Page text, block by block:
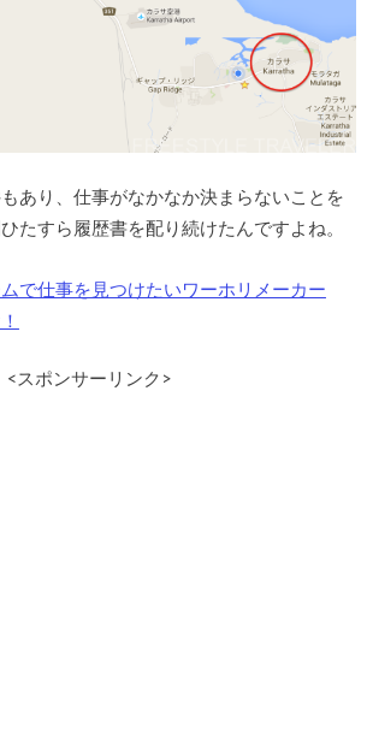
あり、仕事がなかなか決まらないことを
たすら履歴書を配り続けたんですよね。
で仕事を見つけたいワーホリメーカー
<スポンサーリンク>